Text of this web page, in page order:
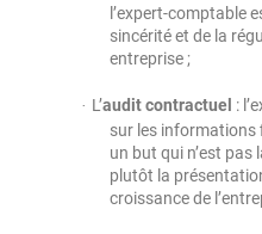
l’expert-comptable
sincérité et de la
entreprise ;
· L’audit contractuel :
sur les informations
un but qui n’est
plutôt la
croissance de